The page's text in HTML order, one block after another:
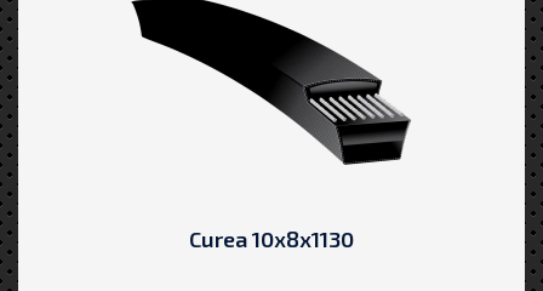
Curea 10x8x1130